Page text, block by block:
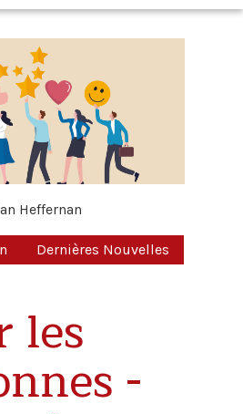
Heffernan
Dernières Nouvelles
les
-